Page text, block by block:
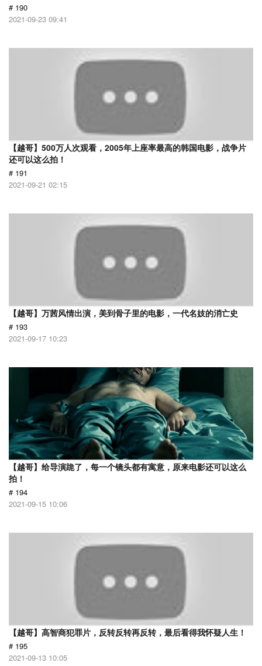
# 190
2021-09-23 09:41
【越哥】500万人次观看，2005年上座率最高的韩国电影，战争片
还可以这么拍！
# 191
2021-09-21 02:15
【越哥】万茜风情出演，美到骨子里的电影，一代名妓的消亡史
# 193
2021-09-17 10:23
【越哥】给导演跪了，每一个镜头都有寓意，原来电影还可以这么
拍！
# 194
2021-09-15 10:06
【越哥】高智商犯罪片，反转反转再反转，最后看得我怀疑人生！
# 195
2021-09-13 10:05